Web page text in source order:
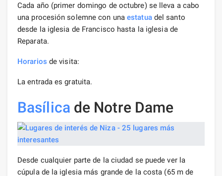
Cada año (primer domingo de octubre) se lleva a cabo
una procesión solemne con unaestatuadel santo
desde la iglesia de Francisco hasta la iglesia de
Reparata.
Horarios de visita:
La entrada es gratuita.
Basílica de Notre Dame
Desde cualquier parte de la ciudad se puede ver la
cúpula de la iglesia más grande de la costa (65 m de